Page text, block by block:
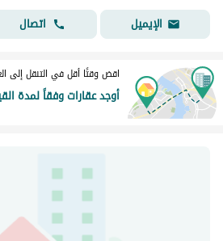
الإيميل
اتصال
اقض وقتًا أقل في التنقل إلى
أوجد عقارات وفقاً لمدة